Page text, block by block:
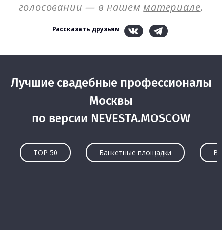
голосовании — в нашемматериале.
Рассказать друзьям
Лучшие свадебные профессионалы
Москвы
по версии NEVESTA.MOSCOW
TOP 50 Банкетные площадки